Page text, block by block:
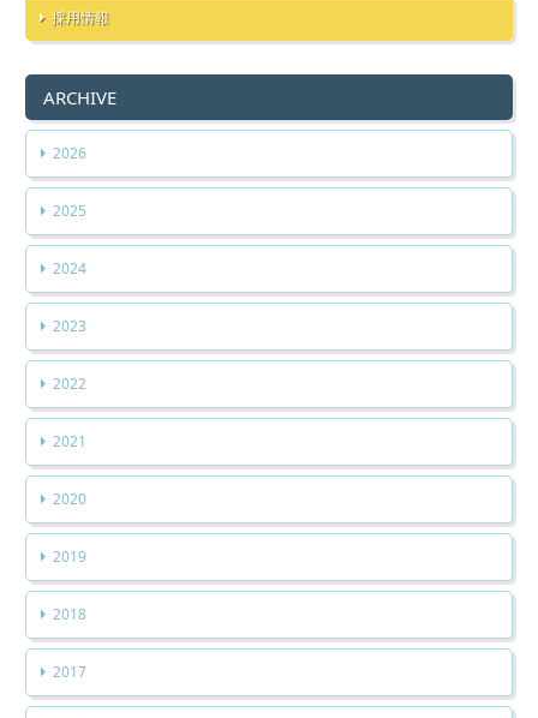
採用情報
ARCHIVE
2026
2025
2024
2023
2022
2021
2020
2019
2018
2017